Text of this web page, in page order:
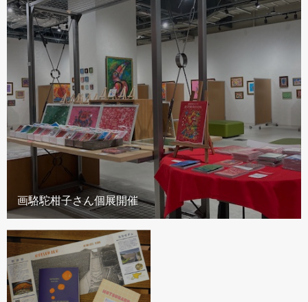
画駱駝柑子さん個展開催